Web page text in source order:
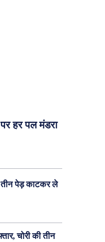
हर पल मंडरा
तीन पेड़ काटकर ले
चोरी की तीन